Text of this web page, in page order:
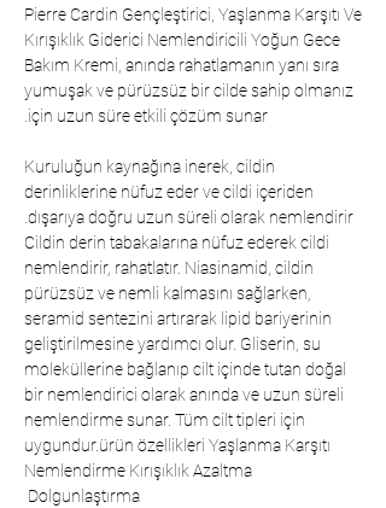
Pierre Cardin Gençleştirici, Yaşlanma Karşıtı Ve
Kırışıklık Giderici Nemlendiricili Yoğun Gece
Bakım Kremi, anında rahatlamanın yanı sıra
yumuşak ve pürüzsüz bir cilde sahip olmanız
için uzun süre etkili çözüm sunar.
Kuruluğun kaynağına inerek, cildin
derinliklerine nüfuz eder ve cildi içeriden
dışarıya doğru uzun süreli olarak nemlendirir.
Cildin derin tabakalarına nüfuz ederek cildi
nemlendirir, rahatlatır. Niasinamid, cildin
pürüzsüz ve nemli kalmasını sağlarken,
seramid sentezini artırarak lipid bariyerinin
geliştirilmesine yardımcı olur. Gliserin, su
moleküllerine bağlanıp cilt içinde tutan doğal
bir nemlendirici olarak anında ve uzun süreli
nemlendirme sunar. Tüm cilt tipleri için
uygundur.ürün özellikleri Yaşlanma Karşıtı
Nemlendirme Kırışıklık Azaltma
Dolgunlaştırma